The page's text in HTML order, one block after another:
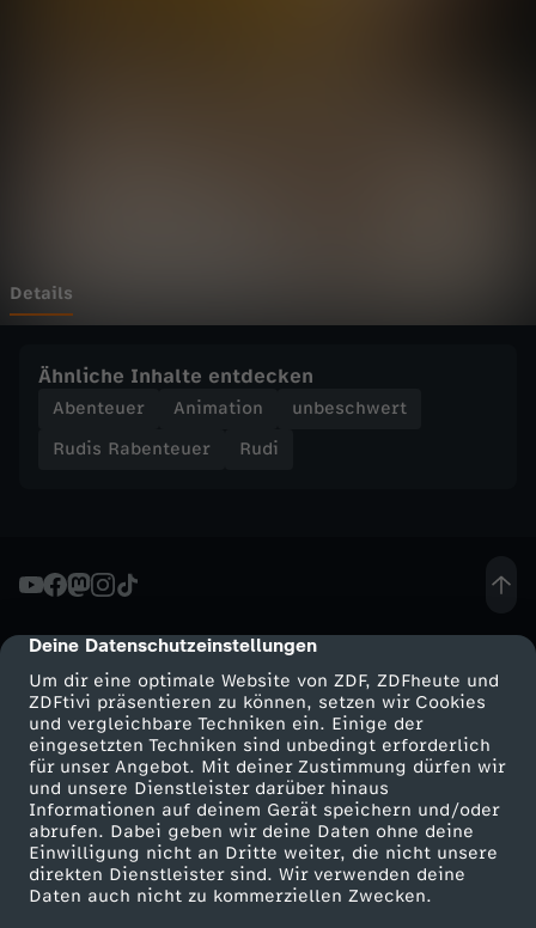
cmp-dialog-description
Deine Datenschutzeinstellungen
Um dir eine optimale Website von ZDF, ZDFheute und
ZDFtivi präsentieren zu können, setzen wir Cookies
und vergleichbare Techniken ein. Einige der
eingesetzten Techniken sind unbedingt erforderlich
für unser Angebot. Mit deiner Zustimmung dürfen wir
und unsere Dienstleister darüber hinaus
Informationen auf deinem Gerät speichern und/oder
abrufen. Dabei geben wir deine Daten ohne deine
Einwilligung nicht an Dritte weiter, die nicht unsere
direkten Dienstleister sind. Wir verwenden deine
Daten auch nicht zu kommerziellen Zwecken.
u
r
i
s
h
o
u
Details
Ähnliche Inhalte entdecken
Abenteuer Animation
unbeschwert
Rudis Rabenteuer
Rudi
Mehr ZDF
ZDF-Apps
Smart TV
ZDFtext
Service
ZDFmitreden
Kontakt zum ZDF
Tickets